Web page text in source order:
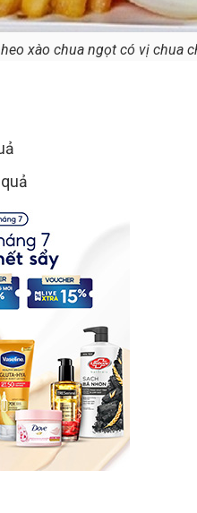
heo xào chua ngọt có vị chua